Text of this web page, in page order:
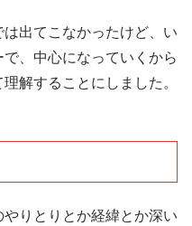
出てこなかったけど、い
、中心になっていくから
解することにしました。
りとりとか経緯とか深い